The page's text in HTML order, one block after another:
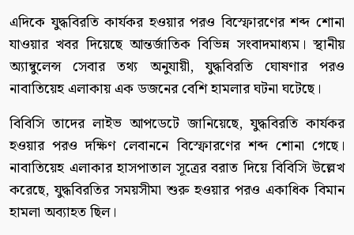
এদিকে যুদ্ধবিরতি কার্যকর হওয়ার পরও বিস্ফোরণের শব্দ শোনা
যাওয়ার খবর দিয়েছে আন্তর্জাতিক বিভিন্ন সংবাদমাধ্যম। স্থানীয়
অ্যাম্বুলেন্স সেবার তথ্য অনুযায়ী, যুদ্ধবিরতি ঘোষণার পরও
নাবাতিয়েহ এলাকায় এক ডজনের বেশি হামলার ঘটনা ঘটেছে।
বিবিসি তাদের লাইভ আপডেটে জানিয়েছে, যুদ্ধবিরতি কার্যকর
হওয়ার পরও দক্ষিণ লেবাননে বিস্ফোরণের শব্দ শোনা গেছে।
নাবাতিয়েহ এলাকার হাসপাতাল সূত্রের বরাত দিয়ে বিবিসি উল্লেখ
করেছে, যুদ্ধবিরতির সময়সীমা শুরু হওয়ার পরও একাধিক বিমান
হামলা অব্যাহত ছিল।